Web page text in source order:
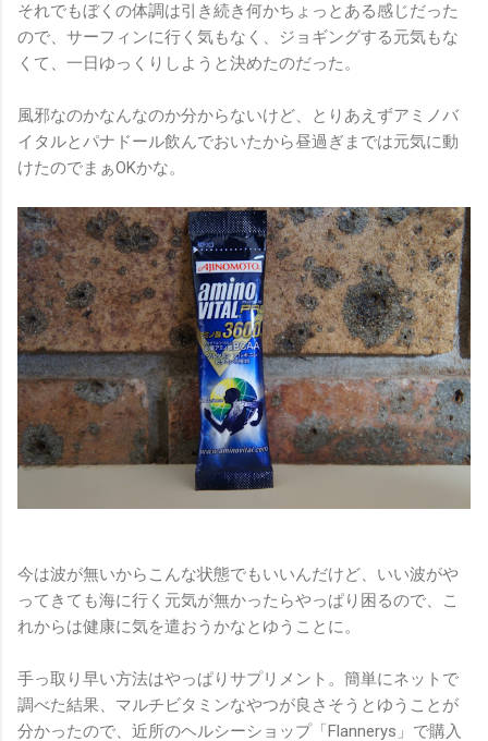
それでもぼくの体調は引き続き何かちょっとある感じだった
ので、サーフィンに行く気もなく、ジョギングする元気もな
くて、一日ゆっくりしようと決めたのだった。
風邪なのかなんなのか分からないけど、とりあえずアミノバ
イタルとパナドール飲んでおいたから昼過ぎまでは元気に動
けたのでまぁOKかな。
今は波が無いからこんな状態でもいいんだけど、いい波がや
ってきても海に行く元気が無かったらやっぱり困るので、こ
れからは健康に気を遣おうかなとゆうことに。
手っ取り早い方法はやっぱりサプリメント。簡単にネットで
調べた結果、マルチビタミンなやつが良さそうとゆうことが
分かったので、近所のヘルシーショップ「Flannerys」で購入